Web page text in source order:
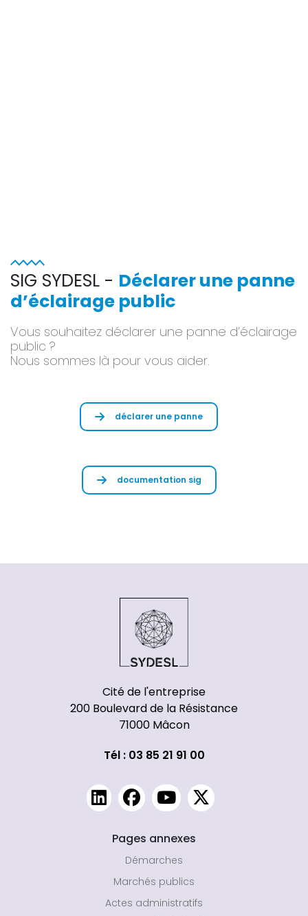
SIG SYDESL - Déclarer une panne
d’éclairage public
Vous souhaitez déclarer une panne d’éclairage
public ?
Nous sommes là pour vous aider.
déclarer une panne
documentation sig
Cité de l'entreprise
200 Boulevard de la Résistance
71000 Mâcon
Tél : 03 85 21 91 00
Pages annexes
Démarches
Marchés publics
Actes administratifs